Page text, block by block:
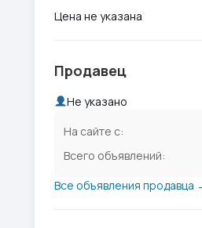
Цена не указана
Продавец
Не указано
На сайте с:
Всего объявлений:
Все объявления продавца